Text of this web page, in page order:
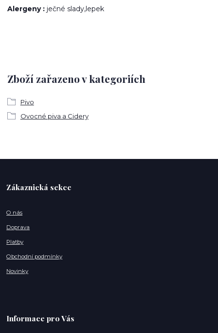
Alergeny : ječné slady,lepek
Zboží zařazeno v kategoriích
Pivo
Ovocné piva a Cidery
Zákaznická sekce
O nás
Doprava
Platby
Obchodní podmínky
Novinky
Informace pro Vás